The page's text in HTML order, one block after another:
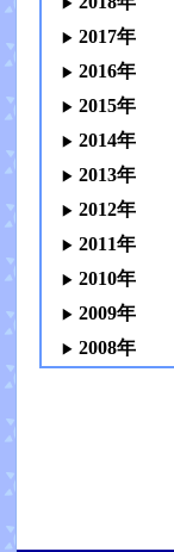
2017年
2016年
2015年
2014年
2013年
2012年
2011年
2010年
2009年
2008年